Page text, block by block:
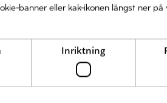
banner eller kak-ikonen längst ner på
Inriktning